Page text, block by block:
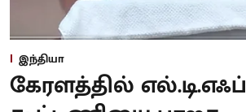
இந்தியா
கேரளத்தில் எல்.டி.எஃப்